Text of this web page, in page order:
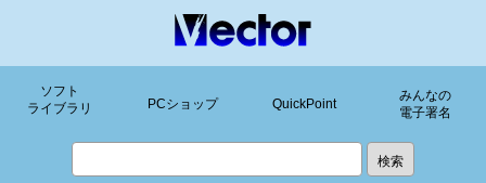
ソフト
ライブラリ
PCショップ QuickPoint
みんなの
電子署名